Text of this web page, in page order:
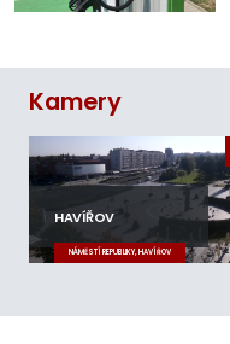
Kamery
HAVÍŘOV
NÁMĚSTÍ REPUBLIKY, HAVÍŘOV